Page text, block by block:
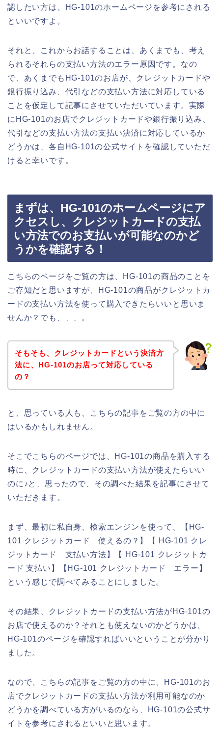
認したい方は、HG-101のホームページを参考にされる
といいですよ。
それと、これからお話することは、あくまでも、考え
られるそれらの支払い方法のエラー原因です。なの
で、あくまでもHG-101のお店が、クレジットカードや
銀行振り込み、代引などの支払い方法に対応している
ことを仮定して記事にさせていただいています。実際
にHG-101のお店でクレジットカードや銀行振り込み、
代引などの支払い方法の支払い決済に対応しているか
どうかは、各自HG-101の公式サイトを確認していただ
けると幸いです。
まずは、HG-101のホームページにア
クセスし、クレジットカードの支払
い方法でのお支払いが可能なのかど
うかを確認する！
こちらのページをご覧の方は、HG-101の商品のことを
ご存知だと思いますが、HG-101の商品がクレジットカ
ードの支払い方法を使って購入できたらいいと思いま
せんか？でも、、、。
そもそも、クレジットカードという決済方
法に、HG-101のお店って対応している
の？
と、思っている人も、こちらの記事をご覧の方の中に
はいるかもしれません。
そこでこちらのページでは、HG-101の商品を購入する
時に、クレジットカードの支払い方法が使えたらいい
のに♪と、思ったので、その調べた結果を記事にさせて
いただきます。
まず、最初に私自身、検索エンジンを使って、【HG-
101 クレジットカード 使えるの？】【 HG-101 クレ
ジットカード 支払い方法】【 HG-101 クレジットカ
ード 支払い】【HG-101 クレジットカード エラー】
という感じで調べてみることにしました。
その結果、クレジットカードの支払い方法がHG-101の
お店で使えるのか？それとも使えないのかどうかは、
HG-101のページを確認すればいいということが分かり
ました。
なので、こちらの記事をご覧の方の中に、HG-101のお
店でクレジットカードの支払い方法が利用可能なのか
どうかを調べている方がいるのなら、HG-101の公式サ
イトを参考にされるといいと思います。